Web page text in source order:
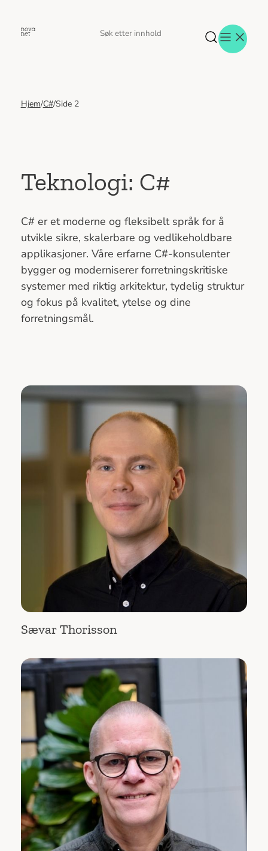
Aktuelt
Menneskene
Om oss
Kontakt oss
Søk
Søk
Hjem/C#/Side 2
Teknologi: C#
C# er et moderne og fleksibelt språk for å
utvikle sikre, skalerbare og vedlikeholdbare
applikasjoner. Våre erfarne C#-konsulenter
bygger og moderniserer forretningskritiske
systemer med riktig arkitektur, tydelig struktur
og fokus på kvalitet, ytelse og dine
forretningsmål.
Sævar Thorisson